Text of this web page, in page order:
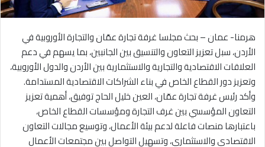
هرمنا- عمان – بحث مجلسا غرفة تجارة عمّان والتجارة الأوروبية في
الأردن، سبل تعزيز التعاون والتنسيق بين الجانبين، بما يسهم في دعم
العلاقات الاقتصادية والتجارية والاستثمارية بين الأردن والدول الأوروبية،
وتعزيز دور القطاع الخاص في بناء الشراكات الاقتصادية المستدامة.
وأكد رئيس غرفة تجارة عمّان، العين خليل الحاج توفيق، أهمية تعزيز
التعاون المؤسسي بين غرف التجارة ومؤسسات القطاع الخاص،
باعتبارها منصات فاعلة لدعم بيئة الأعمال، وتوسيع مجالات التعاون
الاقتصادي والاستثماري، وتسهيل التواصل بين مجتمعات الأعمال